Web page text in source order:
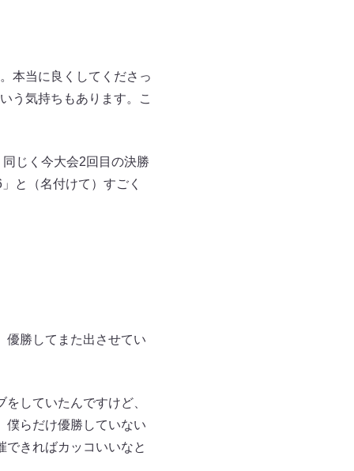
本当に良くしてくださっ
う気持ちもあります。こ
じく今大会2回目の決勝
と（名付けて）すごく
勝してまた出させてい
していたんですけど、
僕らだけ優勝していない
きればカッコいいなと